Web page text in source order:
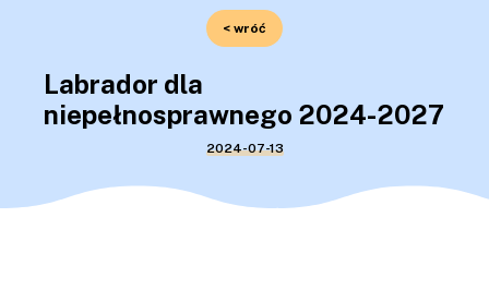
< wróć
Labrador dla
niepełnosprawnego 2024-2027
2024-07-13